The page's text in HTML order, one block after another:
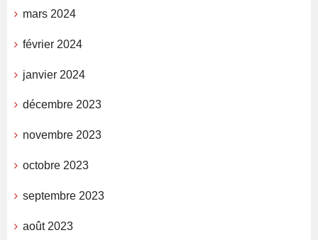
mars 2024
février 2024
janvier 2024
décembre 2023
novembre 2023
octobre 2023
septembre 2023
août 2023